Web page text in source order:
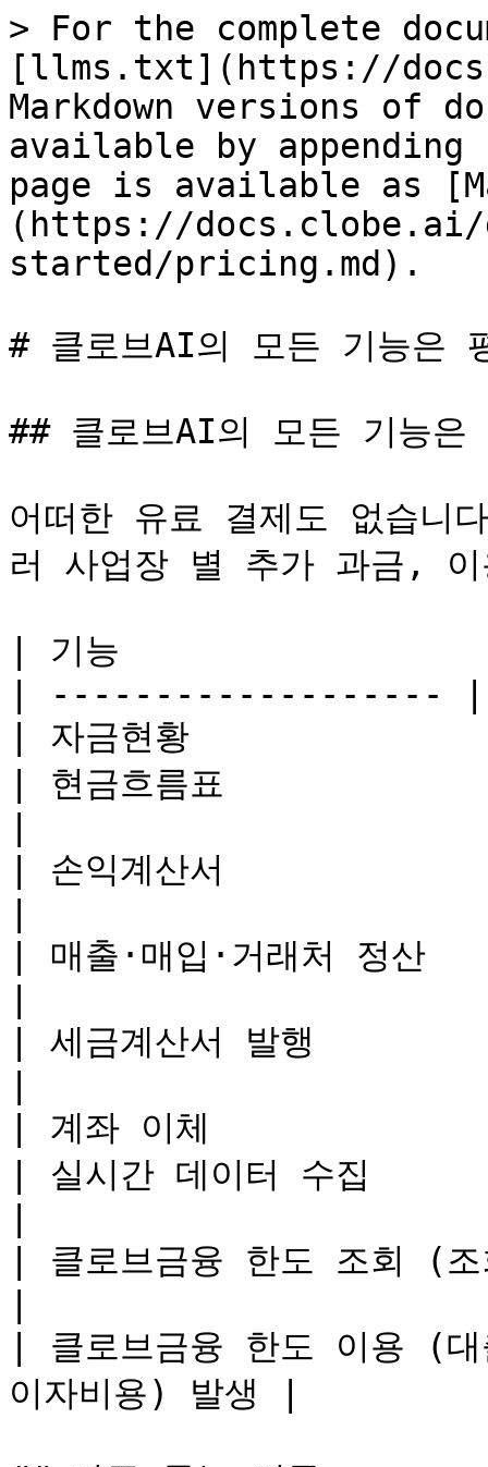
> For the complete
[llms.txt](https://
Markdown versions of
available by
page is available as
(https://
started/pricing.md).
# 클로브AI의 모든 기능은
## 클로브AI의 모든 기능은
어떠한 유료 결제도 없습
러 사업장 별 추가 과금,
| 기능
| -------------------
| 자금현황
| 현금흐름표
| 손익계산서
| 매출·매입·거래처 정
| 세금계산서 발행
| 계좌 이체
| 실시간 데이터 수집
| 클로브금융 한도 조회 (
| 클로브금융 한도 이용 (
이자비용) 발생 |